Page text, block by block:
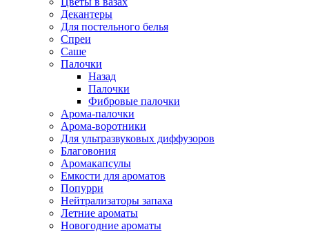
Декантеры
Для постельного белья
Спреи
Саше
Палочки
Назад
Палочки
Фибровые палочки
Арома-палочки
Арома-воротники
Для ультразвуковых диффузоров
Благовония
Аромакапсулы
Емкости для ароматов
Попурри
Нейтрализаторы запаха
Летние ароматы
Новогодние ароматы